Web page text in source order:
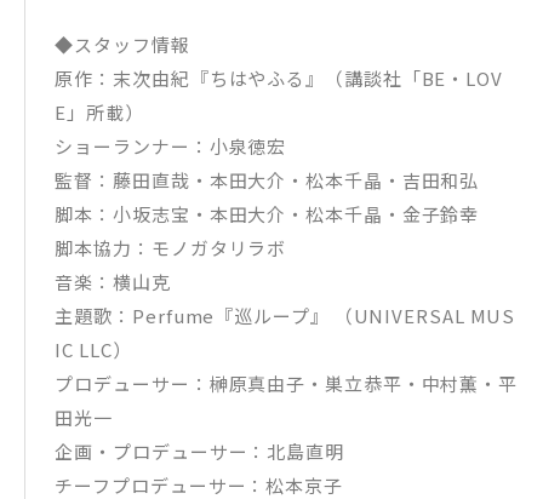
◆スタッフ情報
原作：末次由紀『ちはやふる』（講談社「BE・LOV
E」所載）
ショーランナー：小泉徳宏
監督：藤田直哉・本田大介・松本千晶・吉田和弘
脚本：小坂志宝・本田大介・松本千晶・金子鈴幸
脚本協力：モノガタリラボ
音楽：横山克
主題歌：Perfume『巡ループ』 （UNIVERSAL MUS
IC LLC）
プロデューサー：榊原真由子・巣立恭平・中村薫・平
田光一
企画・プロデューサー：北島直明
チーフプロデューサー：松本京子